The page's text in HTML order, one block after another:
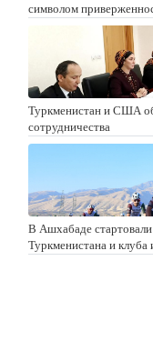
символом
Туркменистан и США
сотрудничества
В Ашхабаде
Туркменистана и